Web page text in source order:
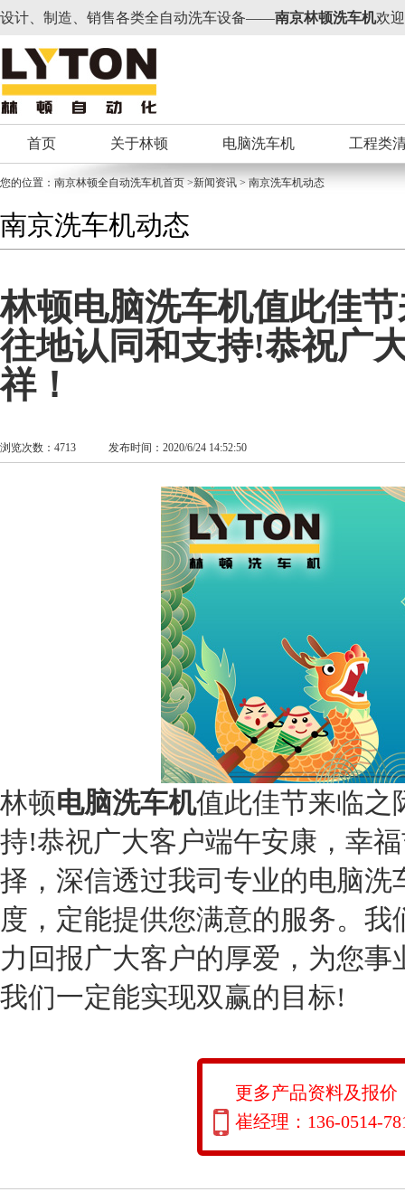
设计、制造、销售各类全自动洗车设备——南京林顿洗车机欢
首页 关于林顿 电脑洗车机 工程类
您的位置： 南京林顿全自动洗车机首页 >新闻资讯 > 南京洗车机动态
南京洗车机动态
林顿电脑洗车机值此佳
往地认同和支持!恭祝广
祥！
浏览次数：4713 发布时间：2020/6/24 14:52:50
林顿电脑洗车机值此佳节来临之
持!恭祝广大客户端午安康，幸
择，深信透过我司专业的电脑
度，定能提供您满意的服务。
力回报广大客户的厚爱，为您
我们一定能实现双赢的目标!
更多产品资料及报价
崔经理：136-0514-